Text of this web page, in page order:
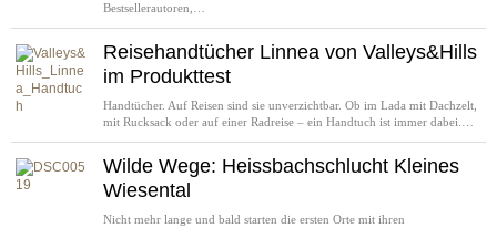
Bestsellerautoren,…
Reisehandtücher Linnea von Valleys&Hills
im Produkttest
Handtücher. Auf Reisen sind sie unverzichtbar. Ob im Lada mit Dachzelt,
mit Rucksack oder auf einer Radreise – ein Handtuch ist immer dabei.…
Wilde Wege: Heissbachschlucht Kleines
Wiesental
Nicht mehr lange und bald starten die ersten Orte mit ihren